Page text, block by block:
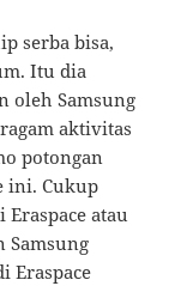
serba bisa,
Itu dia
oleh Samsung
aktivitas
potongan
ini. Cukup
atau
Samsung
Eraspace